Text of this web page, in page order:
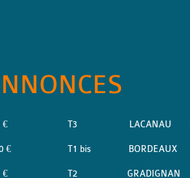
€
€
€
T3 LACANAU
T1 bis BORDEAUX
T2 GRADIGNAN